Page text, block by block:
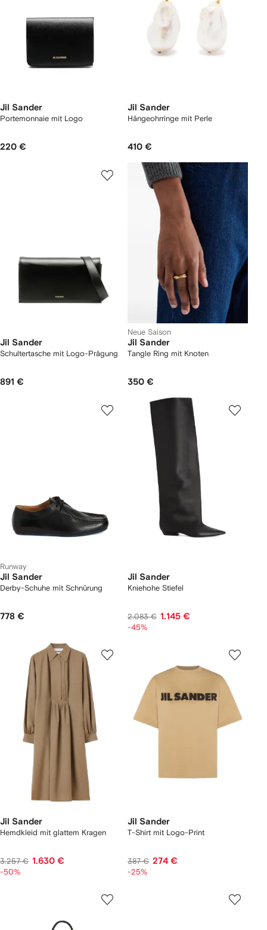
Jil Sander
Portemonnaie mit Logo
220 €
Jil Sander
Hängeohrringe mit Perle
410 €
Jil Sander
Schultertasche mit Logo-Prägung
891 €
Neue Saison
Jil Sander
Tangle Ring mit Knoten
350 €
Runway
Jil Sander
Derby-Schuhe mit Schnürung
778 €
Jil Sander
Kniehohe Stiefel
2.083 € 1.145 €
-45%
Jil Sander
Hemdkleid mit glattem Kragen
3.257 € 1.630 €
-50%
Jil Sander
T-Shirt mit Logo-Print
387 € 274 €
-25%